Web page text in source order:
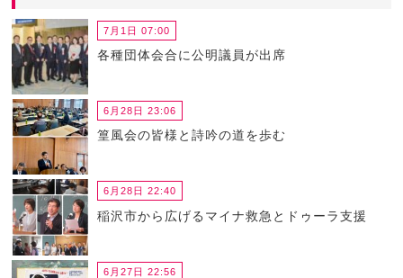
7月1日 07:00
各種団体会合に公明議員が出席
6月28日 23:06
篁風会の皆様と詩吟の道を歩む
6月28日 22:40
稲沢市から広げるマイナ救急とドゥーラ支援
6月27日 22:56